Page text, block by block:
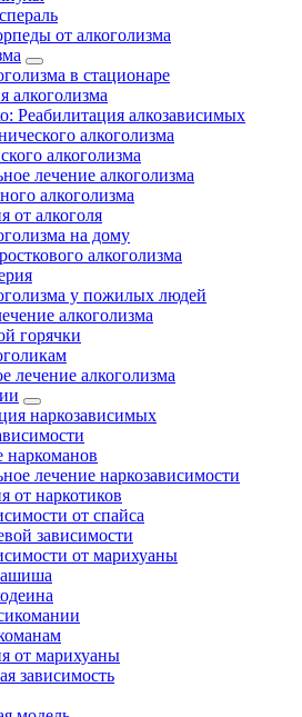
от алкоголизма
в стационаре
алкоголизма
Реабилитация алкозависимых
алкоголизма
алкоголизма
лечение алкоголизма
алкоголизма
от алкоголя
на дому
алкоголизма
у пожилых людей
алкоголизма
горячки
лечение алкоголизма
наркозависимых
наркоманов
лечение наркозависимости
от наркотиков
от спайса
зависимости
от марихуаны
от марихуаны
зависимость